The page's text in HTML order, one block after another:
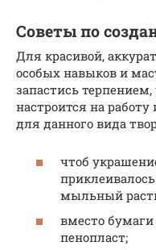
Советы по
Для красивой,
особых навыков и
запастись
настроится на
для данного вида
чтоб
мыльный
вместо
пенопласт;